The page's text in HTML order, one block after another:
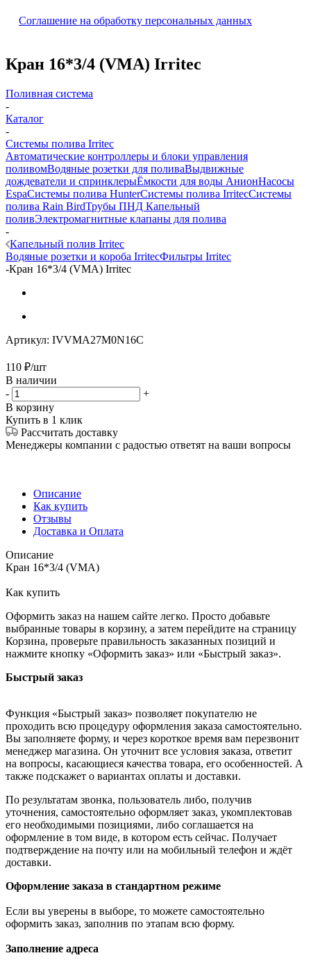
Соглашение на обработку персональных данных
Кран 16*3/4 (VMA) Irritec
Поливная система
-
Каталог
-
Системы полива Irritec
Автоматические контроллеры и блоки управления
поливомВодяные розетки для поливаВыдвижные
дождеватели и спринклерыЁмкости для воды АнионНасосы
EspaСистемы полива HunterСистемы полива IrritecСистемы
полива Rain BirdТрубы ПНД Капельный
поливЭлектромагнитные клапаны для полива
-
Капельный полив Irritec
Водяные розетки и короба IrritecФильтры Irritec
-Кран 16*3/4 (VMA) Irritec
Артикул: IVVMA27M0N16C
110 ₽/шт
В наличии
-
+
В корзину
Купить в 1 клик
Рассчитать доставку
Менеджеры компании с радостью ответят на ваши вопросы
Описание
Как купить
Отзывы
Доставка и Оплата
Описание
Кран 16*3/4 (VMA)
Как купить
Оформить заказ на нашем сайте легко. Просто добавьте
выбранные товары в корзину, а затем перейдите на страницу
Корзина, проверьте правильность заказанных позиций и
нажмите кнопку «Оформить заказ» или «Быстрый заказ».
Быстрый заказ
Функция «Быстрый заказ» позволяет покупателю не
проходить всю процедуру оформления заказа самостоятельно.
Вы заполняете форму, и через короткое время вам перезвонит
менеджер магазина. Он уточнит все условия заказа, ответит
на вопросы, касающиеся качества товара, его особенностей. А
также подскажет о вариантах оплаты и доставки.
По результатам звонка, пользователь либо, получив
уточнения, самостоятельно оформляет заказ, укомплектовав
его необходимыми позициями, либо соглашается на
оформление в том виде, в котором есть сейчас. Получает
подтверждение на почту или на мобильный телефон и ждёт
доставки.
Оформление заказа в стандартном режиме
Если вы уверены в выборе, то можете самостоятельно
оформить заказ, заполнив по этапам всю форму.
Заполнение адреса